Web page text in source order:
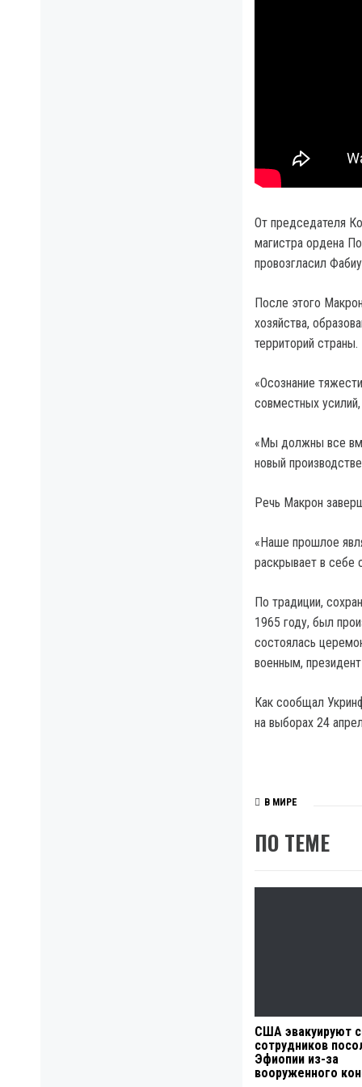
От председателя
магистра ордена
провозгласил
После этого
хозяйства,
территорий страны.
«Осознание
совместных
«Мы должны все
новый
Речь Макрон
«Наше прошлое
раскрывает в себе
По традиции,
1965 году, был
состоялась
военным,
Как сообщал
на выборах 24
В МИРЕ
ПО ТЕМЕ
США эвакуируют
сотрудников
Эфиопии из-за
вооруженного